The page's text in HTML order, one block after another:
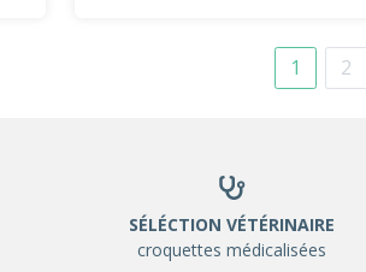
1 2
SÉLÉCTION VÉTÉRINAIRE
croquettes médicalisées